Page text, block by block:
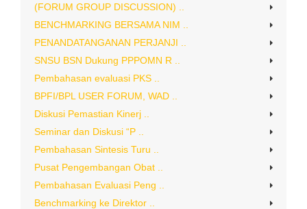
(FORUM GROUP DISCUSSION) ..
BENCHMARKING BERSAMA NIM ..
PENANDATANGANAN PERJANJI ..
SNSU BSN Dukung PPPOMN R ..
Pembahasan evaluasi PKS ..
BPFI/BPL USER FORUM, WAD ..
Diskusi Pemastian Kinerj ..
Seminar dan Diskusi “P ..
Pembahasan Sintesis Turu ..
Pusat Pengembangan Obat ..
Pembahasan Evaluasi Peng ..
Benchmarking ke Direktor ..